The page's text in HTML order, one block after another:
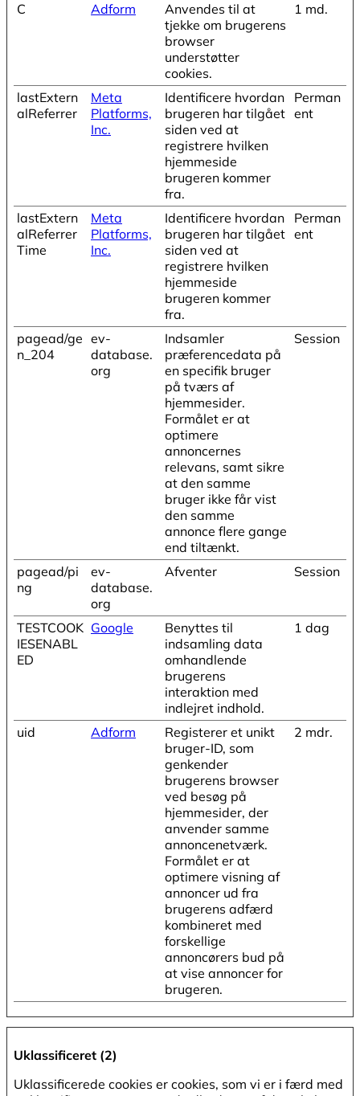
C Adform
Anvendes til at
tjekke om brugerens
browser
understøtter
cookies.
1 md.
lastExtern
alReferrer
Meta
Platforms,
Inc.
Identificere hvordan
brugeren har tilgået
siden ved at
registrere hvilken
hjemmeside
brugeren kommer
fra.
Perman
ent
lastExtern
alReferrer
Time
Meta
Platforms,
Inc.
Identificere hvordan
brugeren har tilgået
siden ved at
registrere hvilken
hjemmeside
brugeren kommer
fra.
Perman
ent
pagead/ge
n_204
ev-
database.
org
Indsamler
præferencedata på
en specifik bruger
på tværs af
hjemmesider.
Formålet er at
optimere
annoncernes
relevans, samt sikre
at den samme
bruger ikke får vist
den samme
annonce flere gange
end tiltænkt.
Session
pagead/pi
ng
ev-
database.
org
Afventer Session
TESTCOOK
IESENABL
ED
Google
Benyttes til
indsamling data
omhandlende
brugerens
interaktion med
indlejret indhold.
1 dag
uid Adform
Registerer et unikt
bruger-ID, som
genkender
brugerens browser
ved besøg på
hjemmesider, der
anvender samme
annoncenetværk.
Formålet er at
optimere visning af
annoncer ud fra
brugerens adfærd
kombineret med
forskellige
annoncørers bud på
at vise annoncer for
brugeren.
2 mdr.
Uklassificeret (2)
Uklassificerede cookies er cookies, som vi er i færd med